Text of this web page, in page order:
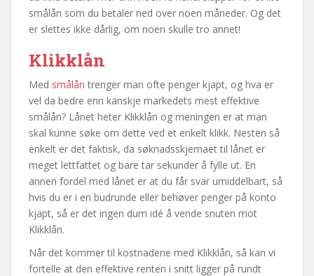
smålån som du betaler ned over noen måneder. Og det
er slettes ikke dårlig, om noen skulle tro annet!
Klikklån
Med smålån trenger man ofte penger kjapt, og hva er
vel da bedre enn kanskje markedets mest effektive
smålån? Lånet heter Klikklån og meningen er at man
skal kunne søke om dette ved et enkelt klikk. Nesten så
enkelt er det faktisk, da søknadsskjemaet til lånet er
meget lettfattet og bare tar sekunder å fylle ut. En
annen fordel med lånet er at du får svar umiddelbart, så
hvis du er i en budrunde eller behøver penger på konto
kjapt, så er det ingen dum idé å vende snuten mot
Klikklån.
Når det kommer til kostnadene med Klikklån, så kan vi
fortelle at den effektive renten i snitt ligger på rundt